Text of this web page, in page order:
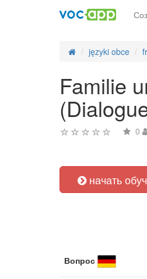
języki obce
Familie
0
начать
Вопрос